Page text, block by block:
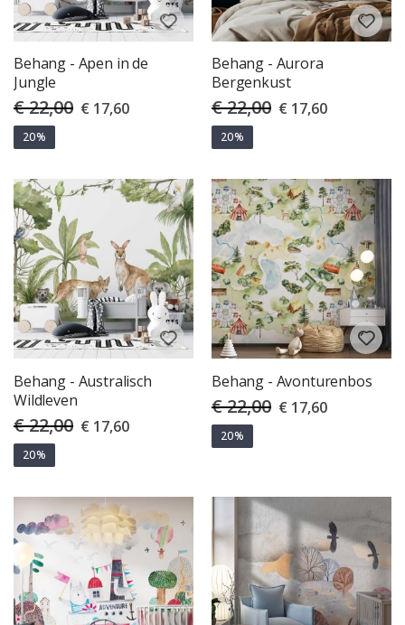
Behang - Apen in de
Jungle
€ 22,00 Special
Price
€ 17,60
20%
Behang - Aurora
Bergenkust
€ 22,00 Special
Price
€ 17,60
20%
Behang - Australisch
Wildleven
€ 22,00 Special
Price
€ 17,60
20%
Behang - Avonturenbos
€ 22,00 Special
Price
€ 17,60
20%